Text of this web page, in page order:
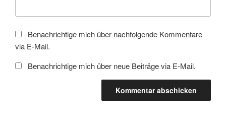
Benachrichtige mich über nachfolgende Kommentare
via E-Mail.
Benachrichtige mich über neue Beiträge via E-Mail.